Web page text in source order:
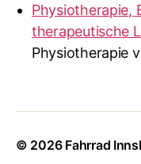
Physiotherapie,
therapeutische
Physiotherapie
© 2026 Fahrrad